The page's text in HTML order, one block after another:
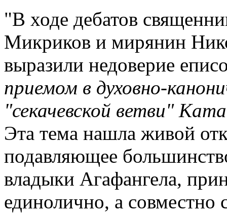
"В ходе дебатов
Микриков и мирянин
выразили недоверие
приемом в духовно-
"секачевской ветви"
Эта тема нашла живой
подавляющее
владыки Агафангела,
единолично, а